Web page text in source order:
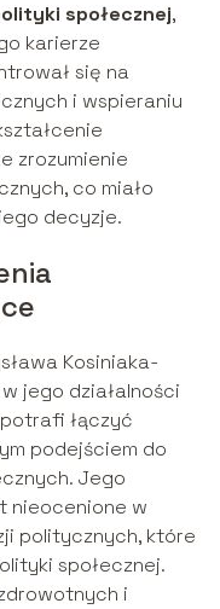
społecznej,
karierze
się na
i wspieraniu
zrozumienie
co miało
decyzje.
Kosiniaka-
jego działalności
łączyć
podejściem do
Jego
nieocenione w
politycznych, które
społecznej.
i